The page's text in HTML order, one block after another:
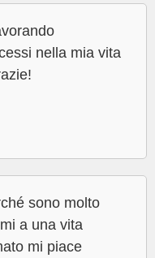
nella mia vita
sono molto
a una vita
mi piace